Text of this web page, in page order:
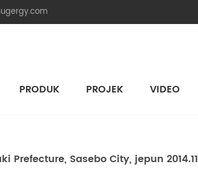
PRODUK PROJEK VIDEO
Sasebo City, jepun 2014.11